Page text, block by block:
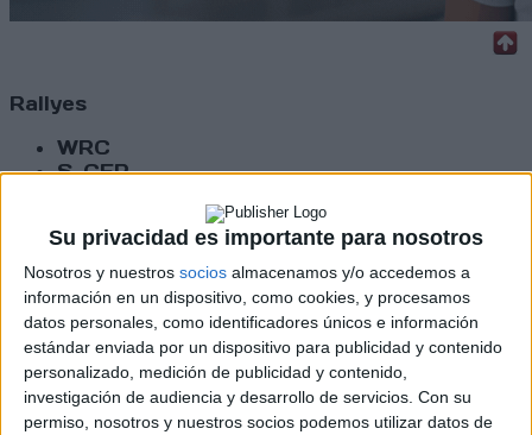
Su privacidad es importante para nosotros
Nosotros y nuestros socios almacenamos y/o accedemos a
información en un dispositivo, como cookies, y procesamos
datos personales, como identificadores únicos e información
estándar enviada por un dispositivo para publicidad y contenido
personalizado, medición de publicidad y contenido,
investigación de audiencia y desarrollo de servicios. Con su
permiso, nosotros y nuestros socios podemos utilizar datos de
Rallyes
WRC
S-CER
CERT
Internacionales
Campeonatos Autonómicos
Históricos
Dakar
RallyCross
Circuitos